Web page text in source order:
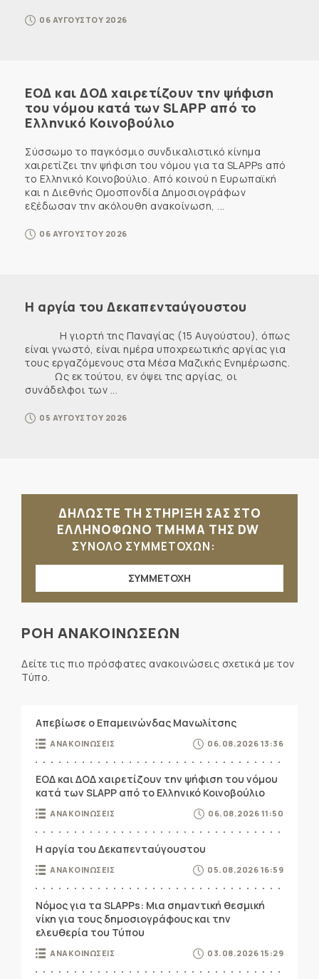
06 ΑΥΓΟΥΣΤΟΥ 2026
ΕΟΔ και ΔΟΔ χαιρετίζουν την ψήφιση
του νόμου κατά των SLAPP από το
Ελληνικό Κοινοβούλιο
Σύσσωμο το παγκόσμιο συνδικαλιστικό κίνημα
χαιρετίζει την ψήφιση του νόμου για τα SLAPPs από
το Ελληνικό Κοινοβούλιο. Από κοινού η Ευρωπαϊκή
και η Διεθνής Ομοσπονδία Δημοσιογράφων
εξέδωσαν την ακόλουθη ανακοίνωση, ...
06 ΑΥΓΟΥΣΤΟΥ 2026
Η αργία του Δεκαπενταύγουστου
Η γιορτή της Παναγίας (15 Αυγούστου), όπως
είναι γνωστό, είναι ημέρα υποχρεωτικής αργίας για
τους εργαζόμενους στα Μέσα Μαζικής Ενημέρωσης.
Ως εκ τούτου, εν όψει της αργίας, οι
συνάδελφοι των ...
05 ΑΥΓΟΥΣΤΟΥ 2026
ΔΗΛΩΣΤΕ ΤΗ ΣΤΗΡΙΞΗ ΣΑΣ ΣΤΟ
ΕΛΛΗΝΟΦΩΝΟ ΤΜΗΜΑ ΤΗΣ DW
ΣΥΝΟΛΟ ΣΥΜΜΕΤΟΧΩΝ:
ΣΥΜΜΕΤΟΧΗ
ΡΟΗ ΑΝΑΚΟΙΝΩΣΕΩΝ
Δείτε τις πιο πρόσφατες ανακοινώσεις σχετικά με τον
Τύπο.
Απεβίωσε ο Επαμεινώνδας Μανωλίτσης
ΑΝΑΚΟΙΝΩΣΕΙΣ 06.08.2026 13:36
ΕΟΔ και ΔΟΔ χαιρετίζουν την ψήφιση του νόμου
κατά των SLAPP από το Ελληνικό Κοινοβούλιο
ΑΝΑΚΟΙΝΩΣΕΙΣ 06.08.2026 11:50
Η αργία του Δεκαπενταύγουστου
ΑΝΑΚΟΙΝΩΣΕΙΣ 05.08.2026 16:59
Νόμος για τα SLAPPs: Μια σημαντική θεσμική
νίκη για τους δημοσιογράφους και την
ελευθερία του Τύπου
ΑΝΑΚΟΙΝΩΣΕΙΣ 03.08.2026 15:29